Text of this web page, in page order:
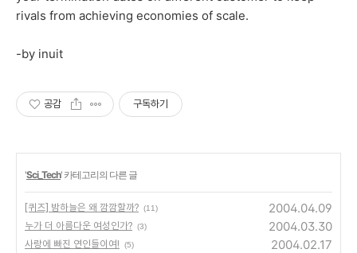
rivals from achieving economies of scale.
-by inuit
공감 구독하기
'Sci_Tech' 카테고리의 다른 글
[퀴즈] 밤하늘은 왜 깜깜할까? (11) 2004.04.09
누가 더 아름다운 여성인가? (3) 2004.03.30
사랑에 빠진 연인들이여! (5) 2004.02.17